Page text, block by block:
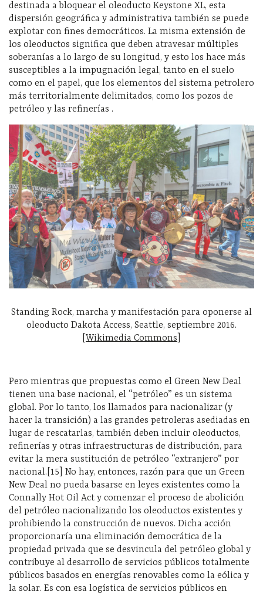
destinada a bloquear el oleoducto Keystone XL, esta
dispersión geográfica y administrativa también se puede
explotar con fines democráticos. La misma extensión de
los oleoductos significa que deben atravesar múltiples
soberanías a lo largo de su longitud, y esto los hace más
susceptibles a la impugnación legal, tanto en el suelo
como en el papel, que los elementos del sistema petrolero
más territorialmente delimitados, como los pozos de
petróleo y las refinerías .
Standing Rock, marcha y manifestación para oponerse al
oleoducto Dakota Access, Seattle, septiembre 2016.
Wikimedia Commons
Pero mientras que propuestas como el Green New Deal
tienen una base nacional, el “petróleo” es un sistema
global. Por lo tanto, los llamados para nacionalizar (y
hacer la transición) a las grandes petroleras asediadas en
lugar de rescatarlas, también deben incluir oleoductos,
refinerías y otras infraestructuras de distribución, para
evitar la mera sustitución de petróleo “extranjero” por
nacional.[15] No hay, entonces, razón para que un Green
New Deal no pueda basarse en leyes existentes como la
Connally Hot Oil Act y comenzar el proceso de abolición
del petróleo nacionalizando los oleoductos existentes y
prohibiendo la construcción de nuevos. Dicha acción
proporcionaría una eliminación democrática de la
propiedad privada que se desvincula del petróleo global y
contribuye al desarrollo de servicios públicos totalmente
públicos basados ​​en energías renovables como la eólica y
la solar. Es con esa logística de servicios públicos en